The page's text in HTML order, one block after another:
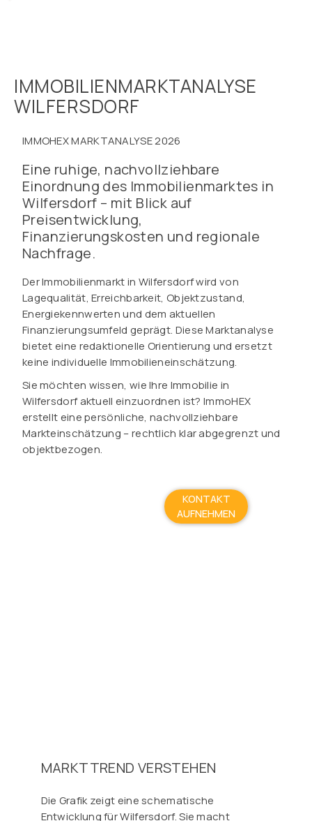
IMMOBILIENMARKTANALYSE
WILFERSDORF
IMMOHEX MARKTANALYSE 2026
Eine ruhige, nachvollziehbare
Einordnung des Immobilienmarktes in
Wilfersdorf – mit Blick auf
Preisentwicklung,
Finanzierungskosten und regionale
Nachfrage.
Der Immobilienmarkt in Wilfersdorf wird von
Lagequalität, Erreichbarkeit, Objektzustand,
Energiekennwerten und dem aktuellen
Finanzierungsumfeld geprägt. Diese Marktanalyse
bietet eine redaktionelle Orientierung und ersetzt
keine individuelle Immobilieneinschätzung.
Sie möchten wissen, wie Ihre Immobilie in
Wilfersdorf aktuell einzuordnen ist? ImmoHEX
erstellt eine persönliche, nachvollziehbare
Markteinschätzung – rechtlich klar abgegrenzt und
objektbezogen.
KONTAKT
AUFNEHMEN
MARKTTREND VERSTEHEN
Die Grafik zeigt eine schematische
Entwicklung für Wilfersdorf. Sie macht